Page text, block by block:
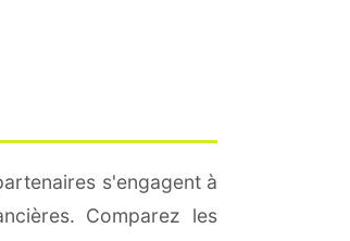
s'engagent à
Comparez les